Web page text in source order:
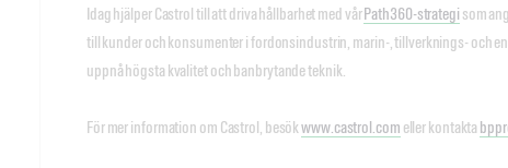
Idag hjälper Castrol till att driva hållbarhet med vårPath360-strategi som
till kunder och konsumenter i fordonsindustrin, marin-, tillverknings- och
uppnå högsta kvalitet och banbrytande teknik.
För mer information om Castrol, besökwww.castrol.com eller kontakta